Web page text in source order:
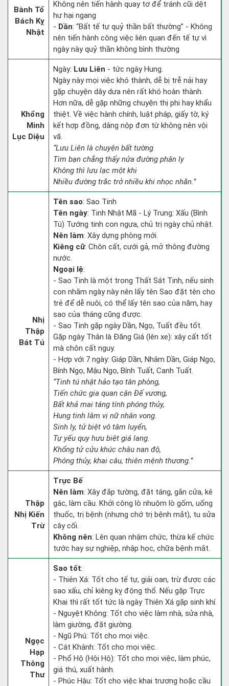
Bành Tổ
Bách Kỵ
Nhật
Không nên tiến hành quay tơ để tránh cũi dệt
hư hại ngang
- Dần: “Bất tế tự quỷ thần bất thường” - Không
nên tiến hành công việc liên quan đến tế tự vì
ngày này quỷ thần không bình thường
Khổng
Minh
Lục Diệu
Ngày: Lưu Liên - tức ngày Hung.
Ngày này mọi việc khó thành, dễ bị trễ nải hay
gặp chuyện dây dưa nên rất khó hoàn thành.
Hơn nữa, dễ gặp những chuyện thị phi hay khẩu
thiệt. Về việc hành chính, luật pháp, giấy tờ, ký
kết hợp đồng, dâng nộp đơn từ không nên vội
vã.
“Lưu Liên là chuyện bất tường
Tìm bạn chẳng thấy nửa đường phân ly
Không thì lưu lạc một khi
Nhiều đường trắc trở nhiều khi nhọc nhằn.”
Nhị
Thập
Bát Tú
Tên sao: Sao Tinh
Tên ngày: Tinh Nhật Mã - Lý Trung: Xấu (Bình
Tú) Tướng tinh con ngựa, chủ trị ngày chủ nhật.
Nên làm: Xây dựng phòng mới.
Kiêng cữ: Chôn cất, cưới gả, mở thông đường
nước.
Ngoại lệ:
- Sao Tinh là một trong Thất Sát Tinh, nếu sinh
con nhằm ngày này nên lấy tên Sao đặt tên cho
trẻ để dễ nuôi, có thể lấy tên sao của năm, hay
sao của tháng cũng được.
- Sao Tinh gặp ngày Dần, Ngọ, Tuất đều tốt.
Gặp ngày Thân là Đăng Giá (lên xe): xây cất tốt
mà chôn cất nguy.
- Hợp với 7 ngày: Giáp Dần, Nhâm Dần, Giáp Ngọ,
Bính Ngọ, Mậu Ngọ, Bính Tuất, Canh Tuất.
“Tinh tú nhật hảo tạo tân phòng,
Tiến chức gia quan cận Đế vương,
Bất khả mai táng tính phóng thủy,
Hung tinh lâm vị nữ nhân vong.
Sinh ly, tử biệt vô tâm luyến,
Tự yếu quy hưu biệt giá lang.
Khổng tử cửu khúc châu nan độ,
Phóng thủy, khai câu, thiên mệnh thương.”
Thập
Nhị Kiến
Trừ
Trực Bế
Nên làm: Xây đắp tường, đặt táng, gắn cửa, kê
gác, làm cầu. Khởi công lò nhuộm lò gốm, uống
thuốc, trị bệnh (nhưng chớ trị bệnh mắt), tu sửa
cây cối.
Không nên: Lên quan nhậm chức, thừa kế chức
tước hay sự nghiệp, nhập học, chữa bệnh mắt.
Ngọc
Hạp
Thông
Thư
Sao tốt:
- Thiên Xá: Tốt cho tế tự, giải oan, trừ được các
sao xấu, chỉ kiêng kỵ động thổ. Nếu gặp Trực
Khai thì rất tốt tức là ngày Thiên Xá gặp sinh khí.
- Nguyệt Không: Tốt cho việc làm nhà, sửa nhà,
làm giường, đặt giường.
- Ngũ Phú: Tốt cho mọi việc.
- Cát Khánh: Tốt cho mọi việc.
- Phổ Hộ (Hội Hộ): Tốt cho mọi việc, làm phúc,
giá thú, xuất hành.
- Phúc Hậu: Tốt cho việc khai trương hoặc cầu